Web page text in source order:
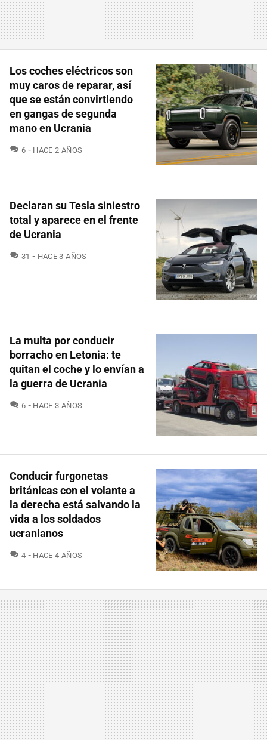
Los coches eléctricos son
muy caros de reparar, así
que se están convirtiendo
en gangas de segunda
mano en Ucrania
6 COMENTARIOS
HACE 2 AÑOS
Declaran su Tesla siniestro
total y aparece en el frente
de Ucrania
31 COMENTARIOS
HACE 3 AÑOS
La multa por conducir
borracho en Letonia: te
quitan el coche y lo envían a
la guerra de Ucrania
6 COMENTARIOS
HACE 3 AÑOS
Conducir furgonetas
británicas con el volante a
la derecha está salvando la
vida a los soldados
ucranianos
4 COMENTARIOS
HACE 4 AÑOS